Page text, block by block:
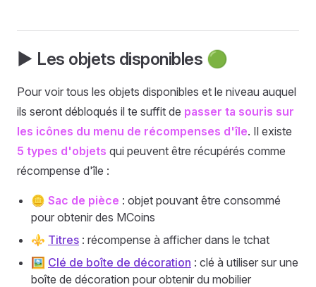
▶️ Les objets disponibles 🟢
Pour voir tous les objets disponibles et le niveau auquel
ils seront débloqués il te suffit de passer ta souris sur
les icônes du menu de récompenses d'île. Il existe
5 types d'objets qui peuvent être récupérés comme
récompense d'île :
🪙 Sac de pièce : objet pouvant être consommé
pour obtenir des MCoins
⚜️ Titres : récompense à afficher dans le tchat
🖼️ Clé de boîte de décoration : clé à utiliser sur une
boîte de décoration pour obtenir du mobilier